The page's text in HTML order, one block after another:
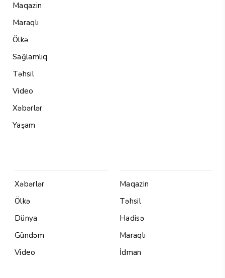
Maqazin
Maraqlı
Ölkə
Sağlamlıq
Təhsil
Video
Xəbərlər
Yaşam
Xəbərlər
Ölkə
Dünya
Gündəm
Video
Maqazin
Təhsil
Hadisə
Maraqlı
İdman